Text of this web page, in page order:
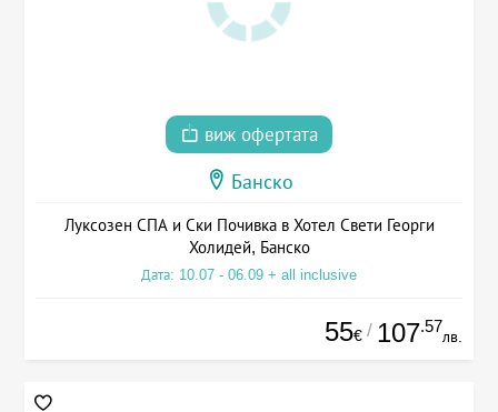
виж офертата
Банско
Луксозен СПА и Ски Почивка в Хотел Свети Георги
Холидей, Банско
Дата: 10.07 - 06.09 + all inclusive
55€ / 107.57
лв.